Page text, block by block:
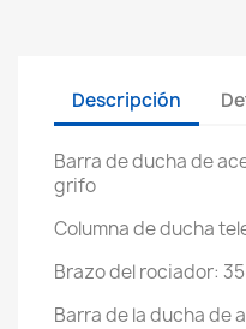
Descripción
Barra de ducha de
grifo
Columna de ducha
Brazo del rociador:
Barra de la ducha de